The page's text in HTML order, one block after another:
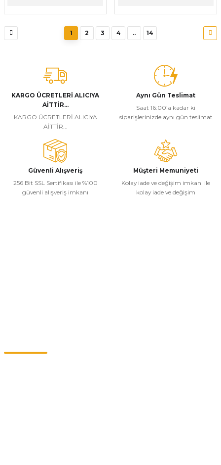
1 2 3 4 .. 14
KARGO ÜCRETLERİ ALICIYA
AİTTİR...
KARGO ÜCRETLERİ ALICIYA
AİTTİR...
Aynı Gün Teslimat
Saat 16:00’a kadar ki
siparişlerinizde aynı gün teslimat
Güvenli Alışveriş
256 Bit SSL Sertifikası ile %100
güvenli alışveriş imkanı
Müşteri Memuniyeti
Kolay iade ve değişim imkanı ile
kolay iade ve değişim